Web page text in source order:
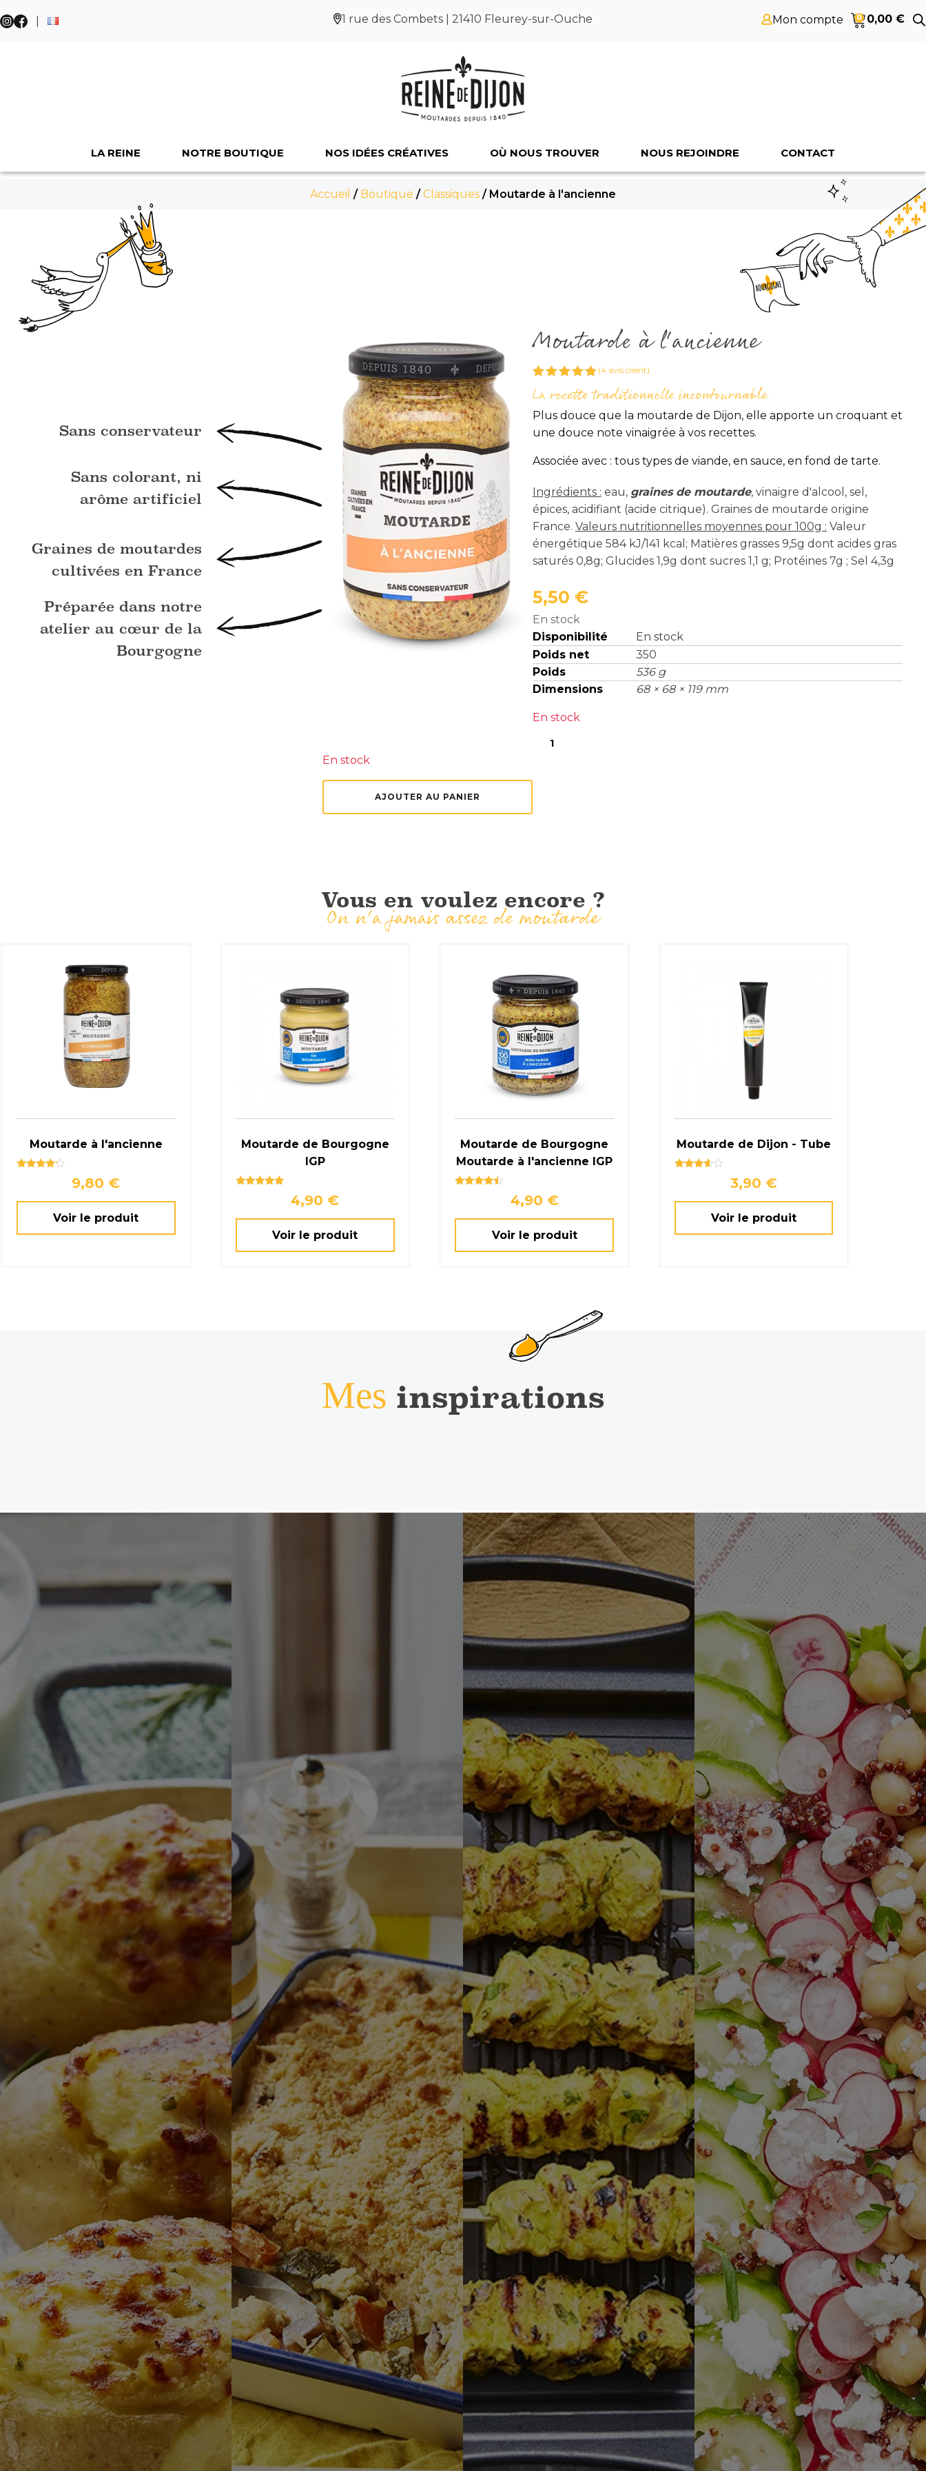
1 rue des Combets | 21410 Fleurey-sur-Ouche Mon compte 0 0,00€
LA REINE NOTRE BOUTIQUE NOS IDÉES CRÉATIVES OÙ NOUS TROUVER NOUS REJOINDRE CONTACT
Accueil / Boutique /Classiques / Moutarde à l'ancienne
Sans conservateur
Sans colorant, ni
arôme artificiel
Graines de moutardes
cultivées en France
Préparée dans notre
atelier au cœur de la
Bourgogne
En stock
AJOUTER AU PANIER
Moutarde à l'ancienne
Noté
5.00
sur 5
basé sur
4
notations
client
(4avis client)
La recette traditionnelle incontournable
Plus douce que la moutarde de Dijon, elle apporte un croquant et
une douce note vinaigrée à vos recettes.
Associée avec : tous types de viande, en sauce, en fond de tarte.
Ingrédients : eau, graines de moutarde, vinaigre d'alcool, sel,
épices, acidifiant (acide citrique). Graines de moutarde origine
France. Valeurs nutritionnelles moyennes pour 100g : Valeur
énergétique 584 kJ/141 kcal; Matières grasses 9,5g dont acides gras
saturés 0,8g; Glucides 1,9g dont sucres 1,1 g; Protéines 7g ; Sel 4,3g
5,50 €
En stock
Disponibilité
En stock
Poids net
350
Poids
536 g
Dimensions
68 × 68 × 119 mm
En stock
Moutarde
Vous en voulez encore ?
On n'a jamais assez de moutarde
Moutarde à l'ancienne
9,80 €
Voir le produit
Moutarde de Bourgogne
IGP
4,90 €
Voir le produit
Moutarde de Bourgogne
Moutarde à l'ancienne IGP
4,90 €
Voir le produit
Moutarde de Dijon - Tube
3,90 €
Voir le produit
Mes inspirations